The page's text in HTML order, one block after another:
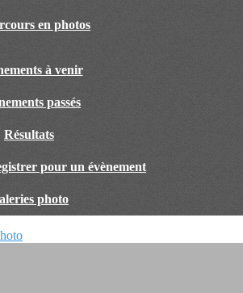
en photos
à venir
passés
Résultats
pour un évènement
photo